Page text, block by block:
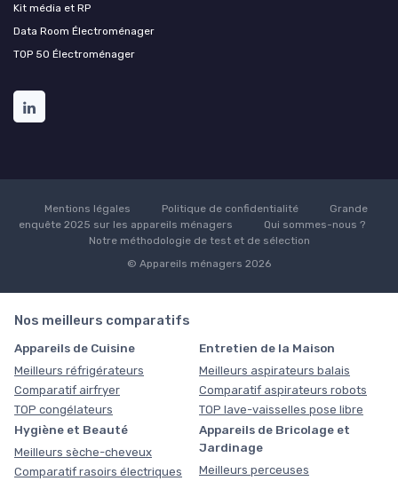
Kit média et RP
Data Room Électroménager
TOP 50 Électroménager
Mentions légales Politique de confidentialité
Grande
enquête 2025 sur les appareils ménagers
Qui sommes-nous ?
Notre méthodologie de test et de sélection
© Appareils ménagers 2026
Nos meilleurs comparatifs
Appareils de Cuisine
Meilleurs réfrigérateurs
Comparatif airfryer
TOP congélateurs
Entretien de la Maison
Meilleurs aspirateurs balais
Comparatif aspirateurs robots
TOP lave-vaisselles pose libre
Hygiène et Beauté
Meilleurs sèche-cheveux
Comparatif rasoirs électriques
Appareils de Bricolage et
Jardinage
Meilleurs perceuses